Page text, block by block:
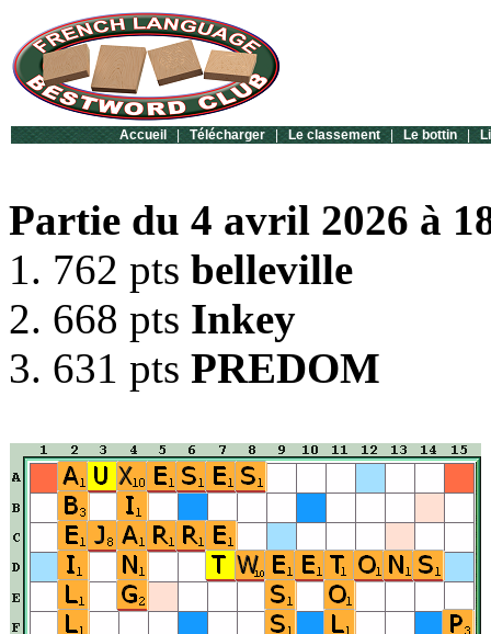
Accueil | Télécharger | Le classement | Le bottin |
Partie du 4 avril 2026 à
1. 762 pts belleville
2. 668 pts Inkey
3. 631 pts PREDOM